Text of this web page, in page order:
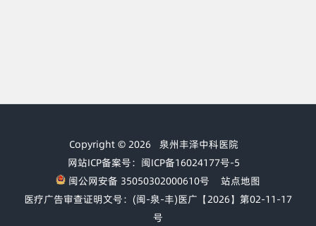
Copyright © 2026 泉州丰泽中科医院
网站ICP备案号：闽ICP备16024177号-5
闽公网安备 35050302000610号
站点地图
医疗广告审查证明文号：(闽-泉-丰)医广【2026】第02-11-17
号